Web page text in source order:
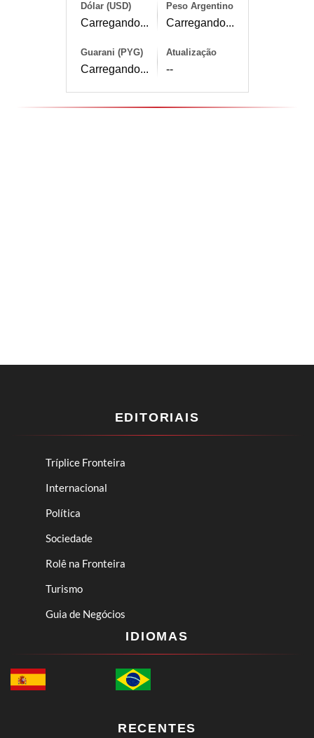
Dólar (USD)
Carregando...
Peso Argentino
Carregando...
Guarani (PYG)
Carregando...
Atualização
--
EDITORIAIS
Tríplice Fronteira
Internacional
Política
Sociedade
Rolê na Fronteira
Turismo
Guia de Negócios
IDIOMAS
RECENTES